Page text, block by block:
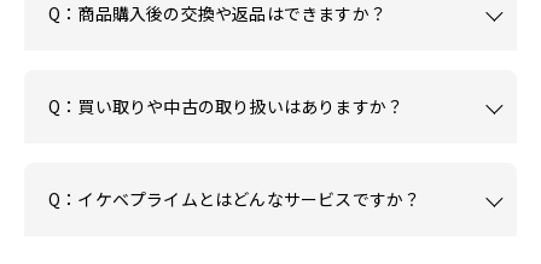
Q：商品購入後の交換や返品はできますか？
Q：買い取りや中古の取り扱いはありますか？
Q：イケベプライムとはどんなサービスですか？